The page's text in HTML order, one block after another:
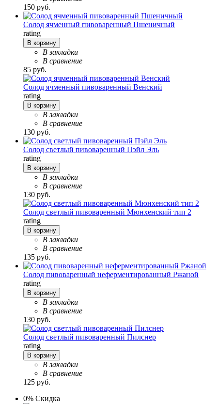
150 руб.
Солод ячменный пивоваренный Пшеничный
rating
В корзину
В закладки
В сравнение
85 руб.
Солод ячменный пивоваренный Венский
rating
В корзину
В закладки
В сравнение
130 руб.
Солод светлый пивоваренный Пэйл Эль
rating
В корзину
В закладки
В сравнение
130 руб.
Солод светлый пивоваренный Мюнхенский тип 2
rating
В корзину
В закладки
В сравнение
135 руб.
Солод пивоваренный неферментированный Ржаной
rating
В корзину
В закладки
В сравнение
130 руб.
Солод светлый пивоваренный Пилснер
rating
В корзину
В закладки
В сравнение
125 руб.
0% Скидка